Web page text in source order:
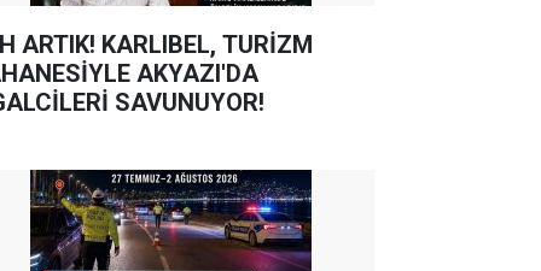
KARLIBEL, TURİZM
AKYAZI'DA
SAVUNUYOR!